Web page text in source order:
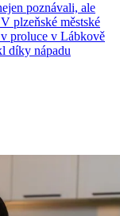
poznávali, ale
plzeňské městské
proluce v Lábkově
díky nápadu